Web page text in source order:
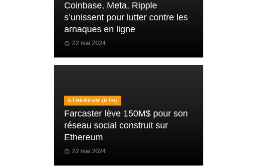
Coinbase, Meta, Ripple
s’unissent pour lutter contre les
arnaques en ligne
22 mai 2024
ETHEREUM (ETH)
Farcaster lève 150M$ pour son
réseau social construit sur
Ethereum
22 mai 2024